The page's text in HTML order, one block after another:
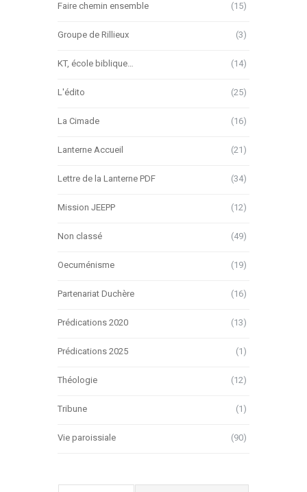
Faire chemin ensemble (15)
Groupe de Rillieux (3)
KT, école biblique… (14)
L'édito (25)
La Cimade (16)
Lanterne Accueil (21)
Lettre de la Lanterne PDF (34)
Mission JEEPP (12)
Non classé (49)
Oecuménisme (19)
Partenariat Duchère (16)
Prédications 2020 (13)
Prédications 2025 (1)
Théologie (12)
Tribune (1)
Vie paroissiale (90)